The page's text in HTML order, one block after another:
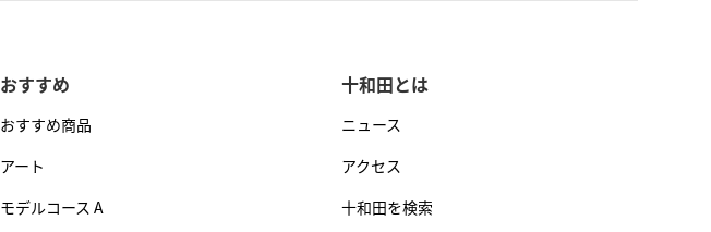
おすすめ
おすすめ商品
アート
モデルコース A
十和田とは
ニュース
アクセス
十和田を検索